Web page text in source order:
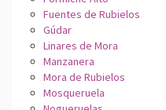
Fuentes de Rubielos
Gúdar
Linares de Mora
Manzanera
Mora de Rubielos
Mosqueruela